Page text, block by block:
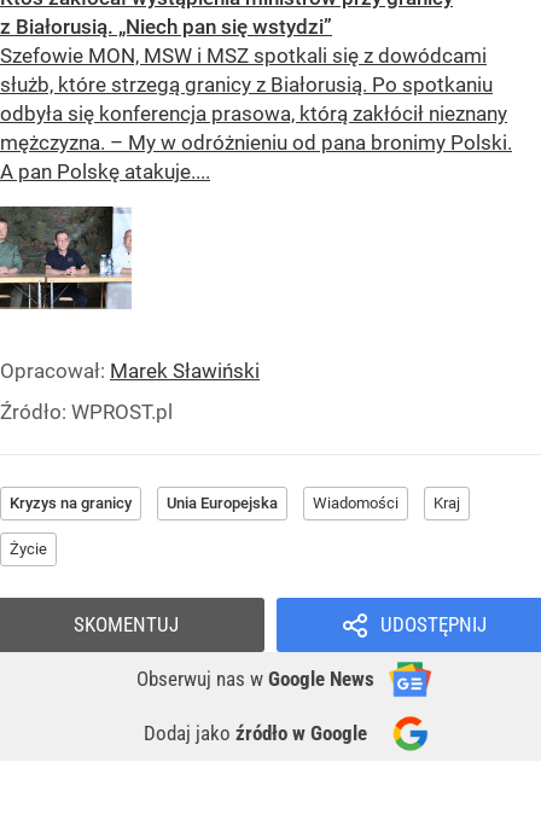
z Białorusią. „Niech pan się wstydzi”
Szefowie MON, MSW i MSZ spotkali się z dowódcami
służb, które strzegą granicy z Białorusią. Po spotkaniu
odbyła się konferencja prasowa, którą zakłócił nieznany
mężczyzna. – My w odróżnieniu od pana bronimy Polski.
A pan Polskę atakuje....
Opracował: Marek Sławiński
Źródło: WPROST.pl
Kryzys na granicy Unia Europejska Wiadomości Kraj
Życie
UDOSTĘPNIJ
Obserwuj nas w Google News
Dodaj jako źródło w Google
SKOMENTUJ